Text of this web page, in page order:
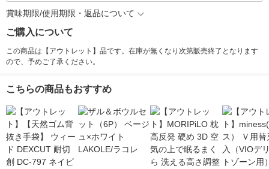
賞味期限/使用期限・返品について
ご購入について
この商品は【アウトレット】品です。在庫が無くなり次第販売終了となります
ので、予めご了承ください。
こちらの商品もおすすめ